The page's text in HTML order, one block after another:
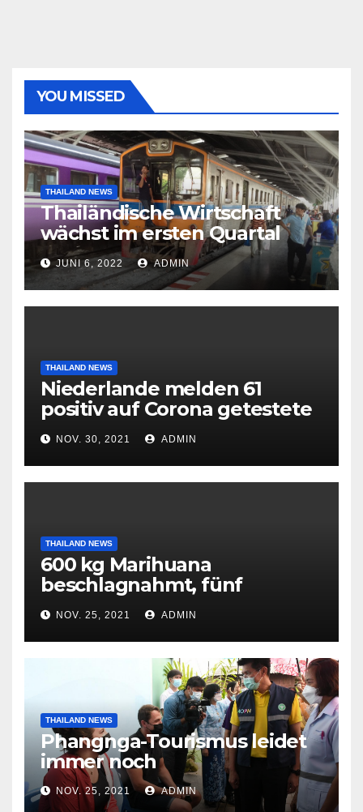
YOU MISSED
THAILAND NEWS
Thailändische Wirtschaft
wächst im ersten Quartal
2022 nach Corona-Einbruch
JUNI 6, 2022 ADMIN
THAILAND NEWS
Niederlande melden 61
positiv auf Corona getestete
Flugpassagiere aus Südafrika
NOV. 30, 2021 ADMIN
THAILAND NEWS
600 kg Marihuana
beschlagnahmt, fünf
Tatverdächtige
festgenommen
NOV. 25, 2021 ADMIN
THAILAND NEWS
Phangnga-Tourismus leidet
immer noch
NOV. 25, 2021 ADMIN